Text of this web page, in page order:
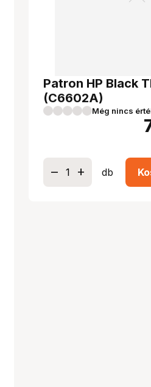
Patron HP Black
(C6602A)
Még nincs
db